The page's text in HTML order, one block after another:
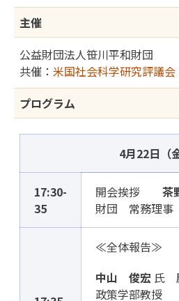
主催
公益財団法人笹川平和財団
共催： 米国社会科学研究評議会
プログラム
4月22日（金
17:30-
35
開会挨拶 茶
財団 常務理事
≪全体報
中山 俊宏 氏
政策学部教授